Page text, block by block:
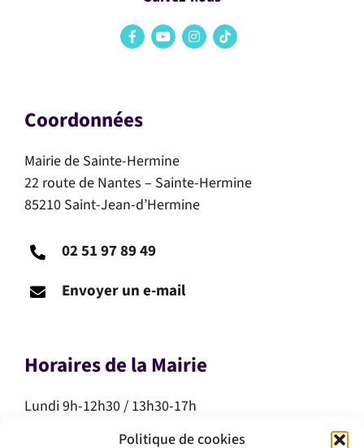
Politique de cookies
Coordonnées
Mairie de Sainte-Hermine
22 route de Nantes – Sainte-Hermine
85210 Saint-Jean-d’Hermine
02 51 97 89 49
Envoyer un e-mail
Horaires de la Mairie
Lundi 9h-12h30 / 13h30-17h